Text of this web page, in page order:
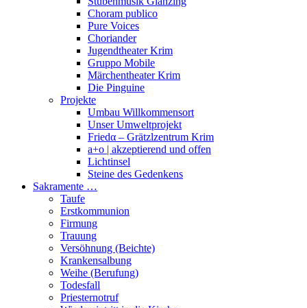
Choram publico
Pure Voices
Choriander
Jugendtheater Krim
Gruppo Mobile
Märchentheater Krim
Die Pinguine
Projekte
Umbau Willkommensort
Unser Umweltprojekt
Friedα – Grätzlzentrum Krim
a+o | akzeptierend und offen
Lichtinsel
Steine des Gedenkens
Sakramente …
Taufe
Erstkommunion
Firmung
Trauung
Versöhnung (Beichte)
Krankensalbung
Weihe (Berufung)
Todesfall
Priesternotruf